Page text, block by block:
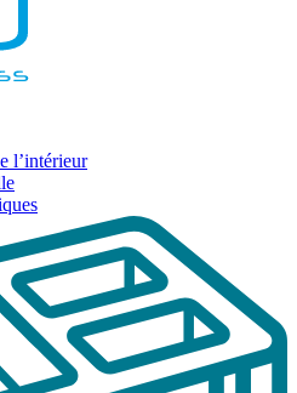
l’intérieur